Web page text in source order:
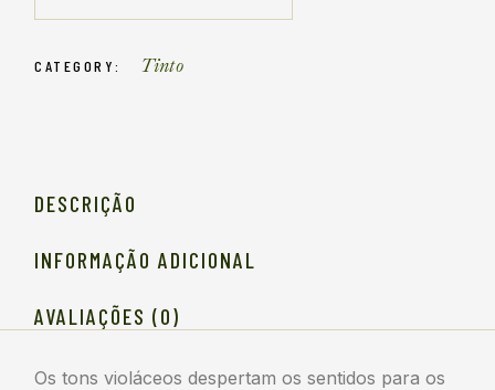
CATEGORY: Tinto
DESCRIÇÃO
INFORMAÇÃO ADICIONAL
AVALIAÇÕES (0)
Os tons violáceos despertam os sentidos para os